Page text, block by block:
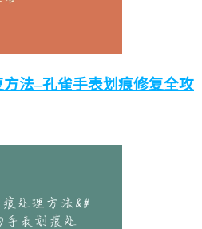
法–孔雀手表划痕修复全攻